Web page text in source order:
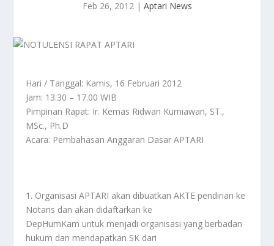
Feb 26, 2012| Aptari News
Hari / Tanggal: Kamis, 16 Februari 2012
Jam: 13.30 – 17.00 WIB
Pimpinan Rapat: Ir. Kemas Ridwan Kurniawan, ST.,
MSc., Ph.D
Acara: Pembahasan Anggaran Dasar APTARI
1. Organisasi APTARI akan dibuatkan AKTE pendirian ke
Notaris dan akan didaftarkan ke
DepHumKam untuk menjadi organisasi yang berbadan
hukum dan mendapatkan SK dari